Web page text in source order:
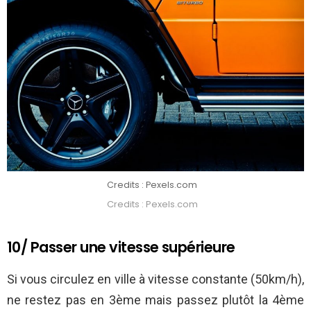
Credits : Pexels.com
Credits : Pexels.com
10/ Passer une vitesse supérieure
Si vous circulez en ville à vitesse constante (50km/h),
ne restez pas en 3ème mais passez plutôt la 4ème